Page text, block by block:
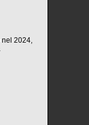
nel 2024,